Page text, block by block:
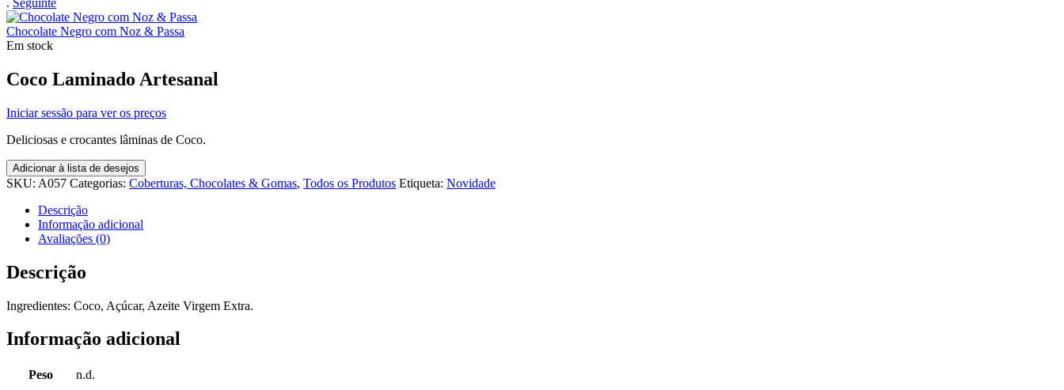
Chocolate Negro com Noz & Passa
Em stock
Coco Laminado Artesanal
Iniciar sessão para ver os preços
Deliciosas e crocantes lâminas de Coco.
Adicionar à lista de desejos
SKU: A057 Categorias: Coberturas, Chocolates & Gomas, Todos os Produtos Etiqueta: Novidade
Descrição
Informação adicional
Avaliações (0)
Descrição
Ingredientes: Coco, Açúcar, Azeite Virgem Extra.
Informação adicional
Peso n.d.